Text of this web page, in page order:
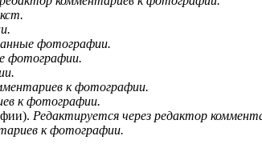
фотографии.
фотографии.
к фотографии.
к фотографии.
Редактируется через редактор
к фотографии.